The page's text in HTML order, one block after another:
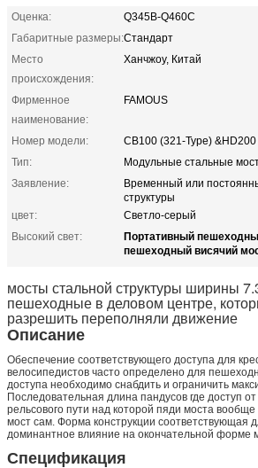
Оценка:
Q345B-Q460C
Габаритные размеры:Стандарт
Место
происхождения:
Ханчжоу, Китай
Фирменное
наименование:
FAMOUS
Номер модели:
CB100 (321-Type) &HD200
Тип:
Модульные стальные
Заявление:
Временный или
структуры
цвет:
Светло-серый
Высокий свет:
Портативный
пешеходный висячий
мосты стальной структуры ширины
пешеходные в деловом центре,
разрешить переполняли движение
Описание
Обеспечение соответствующего доступа для
велосипедистов часто определено для
доступа необходимо снабдить и ограничить
Последовательная длина пандусов где доступ
рельсового пути над которой пяди моста
мост сам. Форма конструкции соответствующая
доминантное влияние на окончательной форме
Спецификация